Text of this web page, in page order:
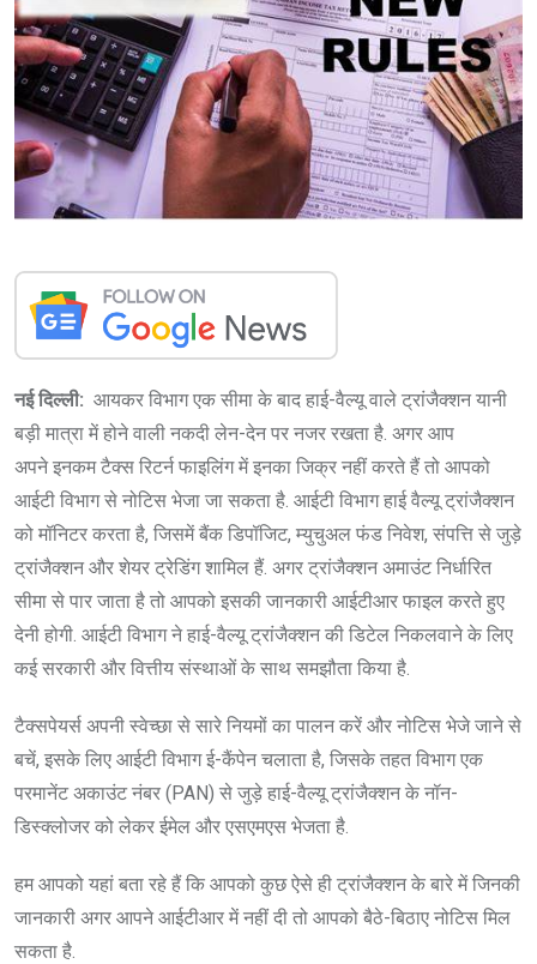
नई दिल्ली: आयकर विभाग एक सीमा के बाद हाई-वैल्यू वाले ट्रांजैक्शन यानी
बड़ी मात्रा में होने वाली नकदी लेन-देन पर नजर रखता है. अगर आप
अपने इनकम टैक्स रिटर्न फाइलिंग में इनका जिक्र नहीं करते हैं तो आपको
आईटी विभाग से नोटिस भेजा जा सकता है. आईटी विभाग हाई वैल्यू ट्रांजैक्शन
को मॉनिटर करता है, जिसमें बैंक डिपॉजिट, म्युचुअल फंड निवेश, संपत्ति से जुड़े
ट्रांजैक्शन और शेयर ट्रेडिंग शामिल हैं. अगर ट्रांजैक्शन अमाउंट निर्धारित
सीमा से पार जाता है तो आपको इसकी जानकारी आईटीआर फाइल करते हुए
देनी होगी. आईटी विभाग ने हाई-वैल्यू ट्रांजैक्शन की डिटेल निकलवाने के लिए
कई सरकारी और वित्तीय संस्थाओं के साथ समझौता किया है.
टैक्सपेयर्स अपनी स्वेच्छा से सारे नियमों का पालन करें और नोटिस भेजे जाने से
बचें, इसके लिए आईटी विभाग ई-कैंपेन चलाता है, जिसके तहत विभाग एक
परमानेंट अकाउंट नंबर (PAN) से जुड़े हाई-वैल्यू ट्रांजैक्शन के नॉन-
डिस्क्लोजर को लेकर ईमेल और एसएमएस भेजता है.
हम आपको यहां बता रहे हैं कि आपको कुछ ऐसे ही ट्रांजैक्शन के बारे में जिनकी
जानकारी अगर आपने आईटीआर में नहीं दी तो आपको बैठे-बिठाए नोटिस मिल
सकता है.